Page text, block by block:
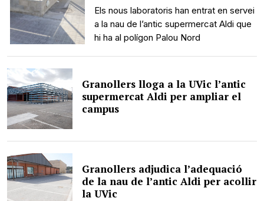
Els nous laboratoris han entrat en servei
a la nau de l’antic supermercat Aldi que
hi ha al polígon Palou Nord
Granollers lloga a la UVic l’antic
supermercat Aldi per ampliar el
campus
Granollers adjudica l’adequació
de la nau de l’antic Aldi per acollir
la UVic